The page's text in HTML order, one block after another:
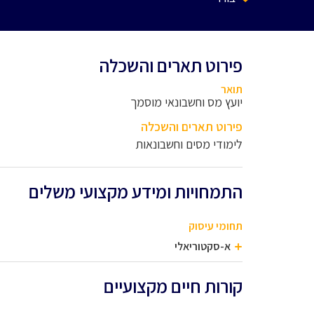
פירוט תארים והשכלה
תואר
יועץ מס וחשבונאי מוסמך
פירוט תארים והשכלה
לימודי מסים וחשבונאות
התמחויות ומידע מקצועי משלים
תחומי עיסוק
א-סקטוריאלי
קורות חיים מקצועיים